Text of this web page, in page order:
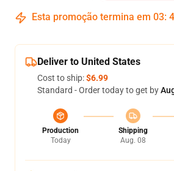
Esta promoção termina em 03:
Deliver to United States
Cost to ship:$6.99
Standard - Order today to get by
Production
Today
Shipping
Aug. 08